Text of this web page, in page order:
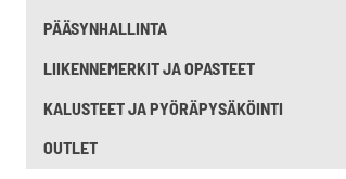
PÄÄSYNHALLINTA
LIIKENNEMERKIT JA OPASTEET
KALUSTEET JA PYÖRÄPYSÄKÖINTI
OUTLET